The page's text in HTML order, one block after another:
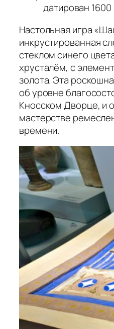
датирован 1600
Настольная игра
инкрустированная
стеклом синего
хрусталём, с
золота. Эта
об уровне
Кносском Дворце, и
мастерстве
времени.